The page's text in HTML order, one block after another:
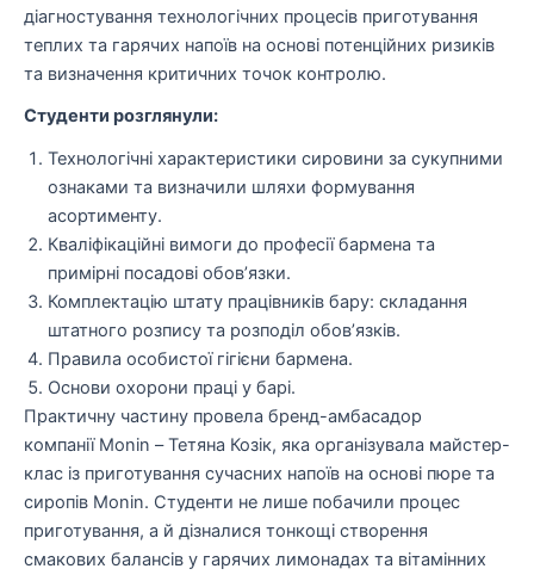
діагностування технологічних процесів приготування
теплих та гарячих напоїв на основі потенційних ризиків
та визначення критичних точок контролю.
Студенти розглянули:
Технологічні характеристики сировини за сукупними
ознаками та визначили шляхи формування
асортименту.
Кваліфікаційні вимоги до професії бармена та
примірні посадові обов’язки.
Комплектацію штату працівників бару: складання
штатного розпису та розподіл обов’язків.
Правила особистої гігієни бармена.
Основи охорони праці у барі.
Практичну частину провела бренд-амбасадор
компанії Monin – Тетяна Козік, яка організувала майстер-
клас із приготування сучасних напоїв на основі пюре та
сиропів Monin. Студенти не лише побачили процес
приготування, а й дізналися тонкощі створення
смакових балансів у гарячих лимонадах та вітамінних